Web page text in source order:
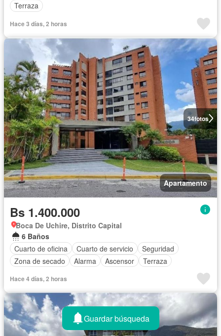
Terraza
Hace 3 días, 2 horas
34fotos
Apartamento
Bs 1.400.000
Boca De Uchire, Distrito Capital
6 Baños
Cuarto de oficina
Cuarto de servicio
Seguridad
Zona de secado
Alarma Ascensor Terraza
Hace 4 días, 2 horas
Guardar búsqueda